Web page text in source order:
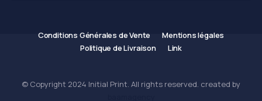
© Copyright 2024 Initial Print. All rights reserved. created by
Conditions Générales de Vente
Mentions légales
Politique de Livraison
Link